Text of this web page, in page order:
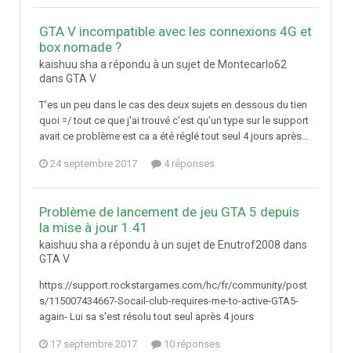
GTA V incompatible avec les connexions 4G et
box nomade ?
kaishuu sha a répondu à un sujet de Montecarlo62
dans GTA V
T'es un peu dans le cas des deux sujets en dessous du tien
quoi =/ tout ce que j'ai trouvé c'est qu'un type sur le support
avait ce problème est ca a été réglé tout seul 4 jours après...
24 septembre 2017 4 réponses
Problème de lancement de jeu GTA 5 depuis
la mise à jour 1.41
kaishuu sha a répondu à un sujet de Enutrof2008 dans
GTA V
https://support.rockstargames.com/hc/fr/community/post
s/115007434667-Socail-club-requires-me-to-active-GTA5-
again- Lui sa s'est résolu tout seul après 4 jours
17 septembre 2017 10 réponses